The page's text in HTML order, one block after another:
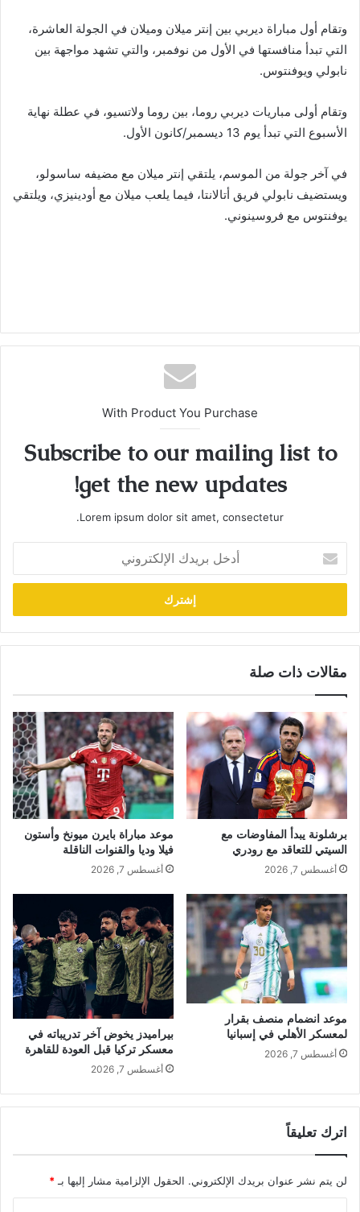
وتقام أول مباراة ديربي بين إنتر ميلان وميلان في الجولة العاشرة،
التي تبدأ منافستها في الأول من نوفمبر، والتي تشهد مواجهة بين
نابولي ويوفنتوس.
وتقام أولى مباريات ديربي روما، بين روما ولاتسيو، في عطلة نهاية
الأسبوع التي تبدأ يوم 13 ديسمبر/كانون الأول.
في آخر جولة من الموسم، يلتقي إنتر ميلان مع مضيفه ساسولو،
ويستضيف نابولي فريق أتالانتا، فيما يلعب ميلان مع أودينيزي، ويلتقي
يوفنتوس مع فروسينوني.
With Product You Purchase
Subscribe to our mailing list to
get the new updates!
Lorem ipsum dolor sit amet, consectetur.
بريدك
الإلكتروني
مقالات ذات صلة
برشلونة يبدأ المفاوضات مع
السيتي للتعاقد مع رودري
أغسطس 7, 2026
موعد مباراة بايرن ميونخ وأستون
فيلا وديا والقنوات الناقلة
أغسطس 7, 2026
موعد انضمام منصف بقرار
لمعسكر الأهلي في إسبانيا
أغسطس 7, 2026
بيراميدز يخوض آخر تدريباته في
معسكر تركيا قبل العودة للقاهرة
أغسطس 7, 2026
اترك تعليقاً
لن يتم نشر عنوان بريدك الإلكتروني. الحقول الإلزامية مشار إليها بـ *